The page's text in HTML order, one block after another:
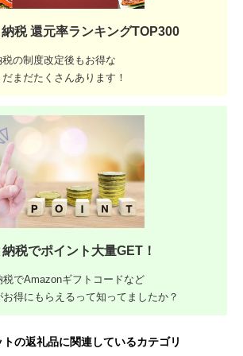
税 還元率ランキングTOP300
の制度改定後もお得な
まだたくさんあります！
税でポイント大量GET！
税でAmazonギフトコードなど
お得にもらえるって知ってましたか？
の返礼品に関連しているカテゴリ